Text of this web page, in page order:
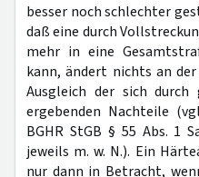
besser noch schlechter
daß eine durch
mehr in eine
kann, ändert nichts an
Ausgleich der sich
ergebenden Nachteile
BGHR StGB § 55 Abs. 1
jeweils m. w. N.). Ein
nur dann in Betracht,